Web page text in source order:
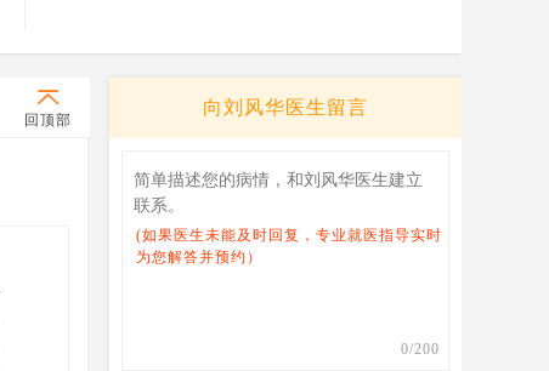
回顶部
向刘风华医生留言
(如果医生未能及时回复，专业就医指导实时
为您解答并预约）
0/200